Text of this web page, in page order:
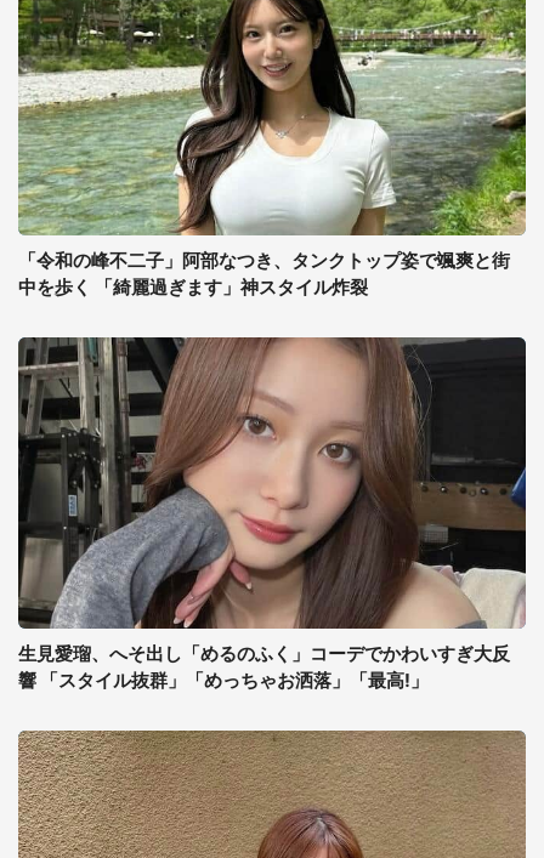
「令和の峰不二子」阿部なつき、タンクトップ姿で颯爽と街
中を歩く 「綺麗過ぎます」神スタイル炸裂
生見愛瑠、へそ出し「めるのふく」コーデでかわいすぎ大反
響 「スタイル抜群」「めっちゃお洒落」「最高!」